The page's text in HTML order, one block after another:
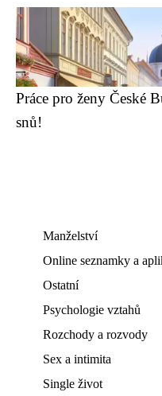
Práce pro ženy České
snů!
Manželství
Online seznamky a
Ostatní
Psychologie vztahů
Rozchody a rozvody
Sex a intimita
Single život